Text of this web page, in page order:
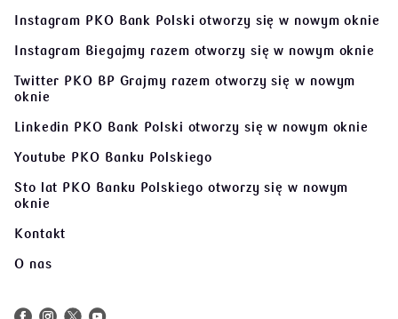
Twitter PKO BP Grajmy razemotworzy się w nowym
Youtube PKO Banku Polskiego
Sto lat PKO Banku Polskiegootworzy się w nowym
O nas